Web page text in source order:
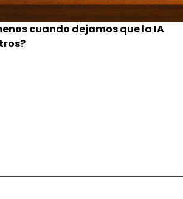
cuando dejamos que la IA